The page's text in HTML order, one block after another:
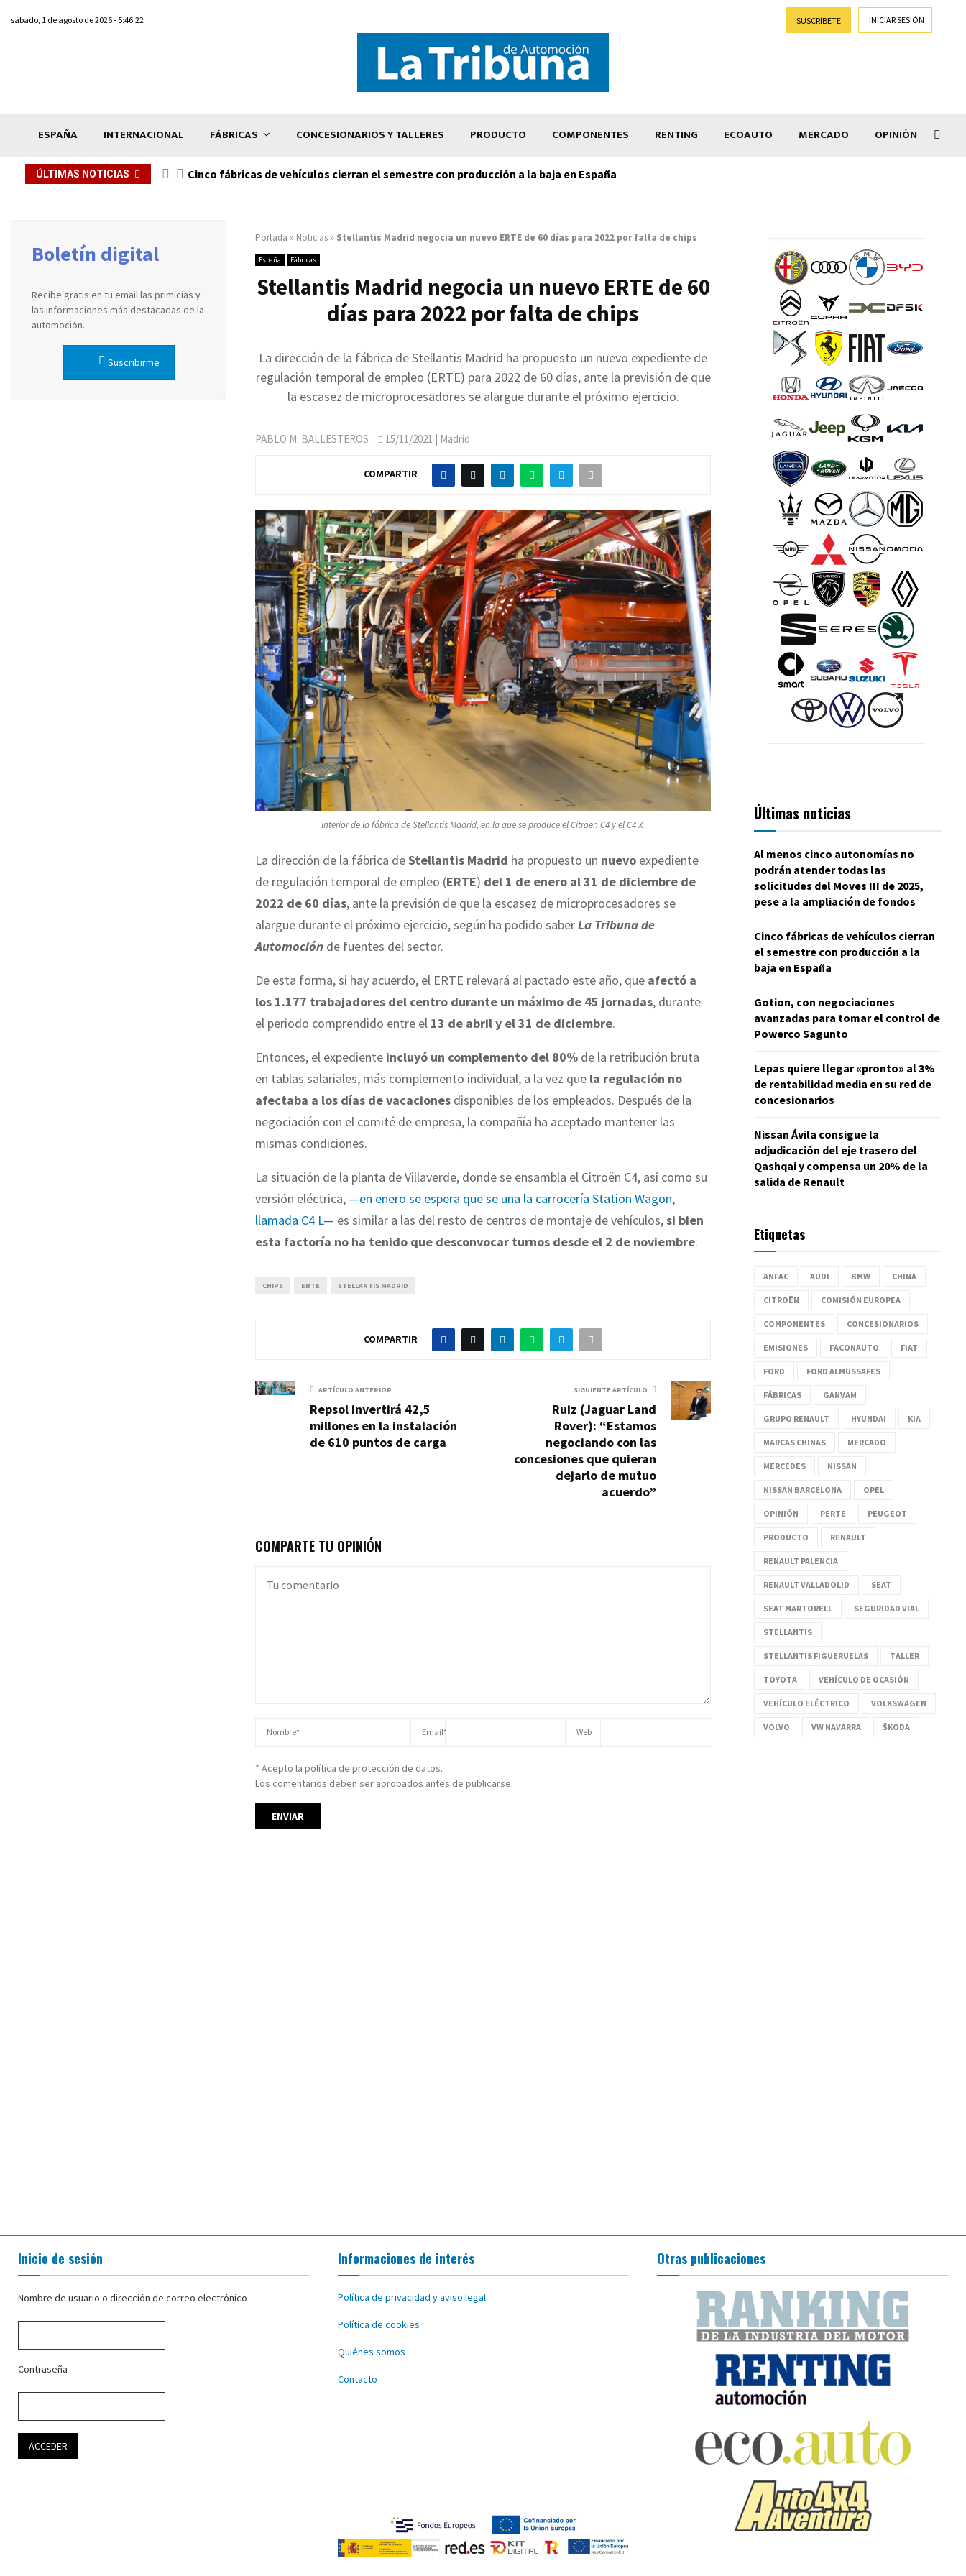
sábado, 1 de agosto de 2026 - 5:46:22 SUSCRÍBETE INICIAR SESIÓN
ESPAÑA INTERNACIONAL FÁBRICAS CONCESIONARIOS Y TALLERES PRODUCTO COMPONENTES RENTING ECOAUTO MERCADO OPINIÓN
ÚLTIMAS NOTICIAS Cinco fábricas de vehículos cierran el semestre con producción a la baja en España
Portada » Noticias » Stellantis Madrid negocia un nuevo ERTE de 60 días para 2022 por falta de chips
España Fábricas
Stellantis Madrid negocia un nuevo ERTE de 60
días para 2022 por falta de chips
La dirección de la fábrica de Stellantis Madrid ha propuesto un nuevo expediente de
regulación temporal de empleo (ERTE) para 2022 de 60 días, ante la previsión de que
la escasez de microprocesadores se alargue durante el próximo ejercicio.
PABLO M. BALLESTEROS 15/11/2021 | Madrid
COMPARTIR
Interior de la fábrica de Stellantis Madrid, en la que se produce el Citroën C4 y el C4 X.
La dirección de la fábrica deStellantis Madrid ha propuesto un nuevo expediente
de regulación temporal de empleo (ERTE) del 1 de enero al 31 de diciembre de
2022 de 60 días, ante la previsión de que la escasez de microprocesadores se
alargue durante el próximo ejercicio, según ha podido saberLa Tribuna de
Automoción de fuentes del sector.
De esta forma, si hay acuerdo, el ERTE relevará al pactado este año, que afectó a
los 1.177 trabajadores del centro durante un máximo de 45 jornadas, durante
el periodo comprendido entre el 13 de abril y el 31 de diciembre.
Entonces, el expediente incluyó un complemento del 80% de la retribución bruta
en tablas salariales, más complemento individual, a la vez que la regulación no
afectaba a los días de vacaciones disponibles de los empleados. Después de la
negociación con el comité de empresa, la compañía ha aceptado mantener las
mismas condiciones.
La situación de la planta de Villaverde, donde se ensambla el Citroën C4, así como su
versión eléctrica, —en enero se espera que se una la carrocería Station Wagon,
llamada C4 L— es similar a las del resto de centros de montaje de vehículos,si bien
esta factoría no ha tenido que desconvocar turnos desde el 2 de noviembre.
CHIPS ERTE STELLANTIS MADRID
COMPARTIR
ARTÍCULO ANTERIOR
Repsol invertirá 42,5
millones en la instalación
de 610 puntos de carga
SIGUIENTE ARTÍCULO
Ruiz (Jaguar Land
Rover): “Estamos
negociando con las
concesiones que quieran
dejarlo de mutuo
acuerdo”
COMPARTE TU OPINIÓN
* Acepto la política de protección de datos.
Los comentarios deben ser aprobados antes de publicarse.
Boletín digital
Recibe gratis en tu email las primicias y
las informaciones más destacadas de la
automoción.
Suscribirme
Últimas noticias
Al menos cinco autonomías no
podrán atender todas las
solicitudes del Moves III de 2025,
pese a la ampliación de fondos
Cinco fábricas de vehículos cierran
el semestre con producción a la
baja en España
Gotion, con negociaciones
avanzadas para tomar el control de
Powerco Sagunto
Lepas quiere llegar «pronto» al 3%
de rentabilidad media en su red de
concesionarios
Nissan Ávila consigue la
adjudicación del eje trasero del
Qashqai y compensa un 20% de la
salida de Renault
Etiquetas
ANFAC AUDI BMW CHINA
CITROËN COMISIÓN EUROPEA
COMPONENTES CONCESIONARIOS
EMISIONES FACONAUTO FIAT
FORD FORD ALMUSSAFES
FÁBRICAS GANVAM
GRUPO RENAULT HYUNDAI KIA
MARCAS CHINAS MERCADO
MERCEDES NISSAN
NISSAN BARCELONA OPEL
OPINIÓN PERTE PEUGEOT
PRODUCTO RENAULT
RENAULT PALENCIA
RENAULT VALLADOLID SEAT
SEAT MARTORELL SEGURIDAD VIAL
STELLANTIS
STELLANTIS FIGUERUELAS TALLER
TOYOTA VEHÍCULO DE OCASIÓN
VEHÍCULO ELÉCTRICO VOLKSWAGEN
VOLVO VW NAVARRA ŠKODA
Inicio de sesión
Nombre de usuario o dirección de correo electrónico
Contraseña
Informaciones de interés
Política de privacidad y aviso legal
Política de cookies
Quiénes somos
Contacto
Otras publicaciones